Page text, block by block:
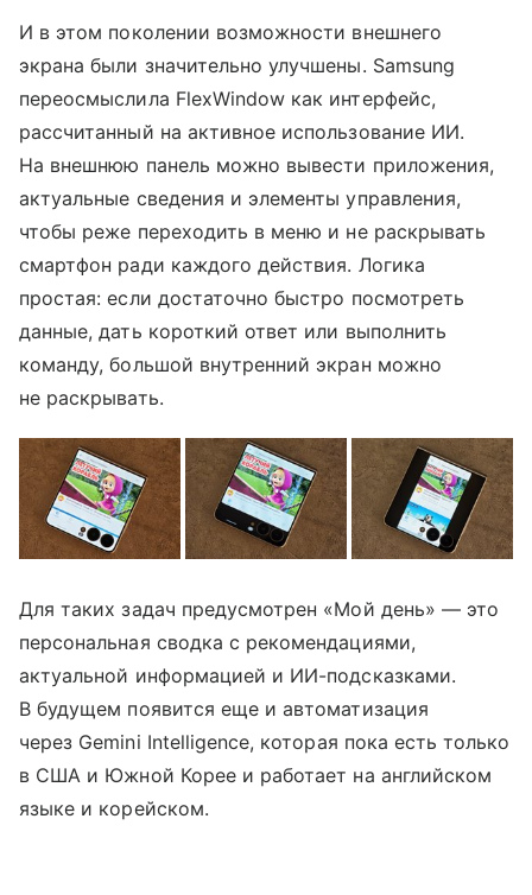
И в этом поколении возможности внешнего
экрана были значительно улучшены. Samsung
переосмыслила FlexWindow как интерфейс,
рассчитанный на активное использование ИИ.
На внешнюю панель можно вывести приложения,
актуальные сведения и элементы управления,
чтобы реже переходить в меню и не раскрывать
смартфон ради каждого действия. Логика
простая: если достаточно быстро посмотреть
данные, дать короткий ответ или выполнить
команду, большой внутренний экран можно
не раскрывать.
Для таких задач предусмотрен «Мой день» — это
персональная сводка с рекомендациями,
актуальной информацией и ИИ-подсказками.
В будущем появится еще и автоматизация
через Gemini Intelligence, которая пока есть только
в США и Южной Корее и работает на английском
языке и корейском.